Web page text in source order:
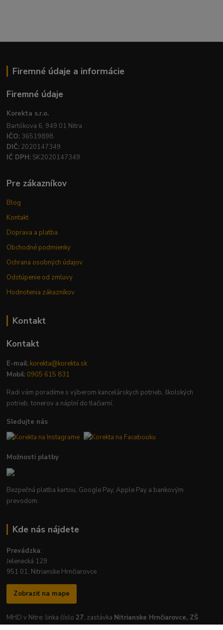
Firemné údaje a informácie
Firemné údaje
Korekta s.r.o.
Bartókova 6, 949 01 Nitra
IČO: 36519898
DIČ: 2020147349
IČ DPH: SK2020147349
Pre zákazníkov
Blog
Kontakt
Doprava a platba
Obchodné podmienky
Ochrana osobných údajov
Odstúpenie od zmluvy
Hodnotenia zákazníkov
Kontakt
Kontakt
E-mail: korekta@korekta.sk
Mobil: 0905 615 831
Radi vám poradíme s výberom kancelárskych potrieb, školských
potrieb, tonerov a náplní do tlačiarní.
Sledujte nás
Možnosti platby
Bezpečná platba kartou, Google Pay, Apple Pay a bankovým
prevodom.
Kde nás nájdete
Prevádzka:
Jelenecká 129
951 01, Nitrianske Hrnčiarovce
Zobraziť na mape
MHD v Nitre: linka číslo 27, zastávka Nitrianske Hrnčiarovce, ZŠ